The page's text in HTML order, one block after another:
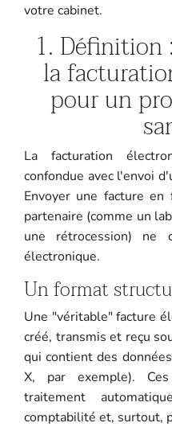
votre cabinet.
1. Définition
la
pour un
La facturation
confondue avec l'envoi
Envoyer une facture
partenaire (comme un
une rétrocession) ne
électronique.
Un format
Une "véritable" facture
créé, transmis et reçu
qui contient des
X, par exemple).
traitement
comptabilité et, surtout,